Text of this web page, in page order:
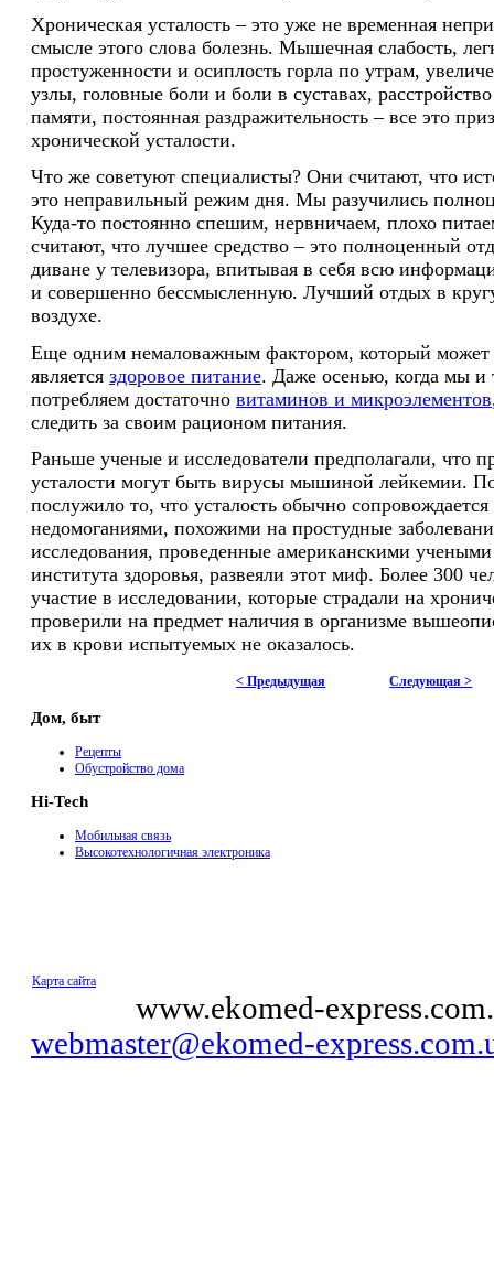
Хроническая усталость – это уже не временная
смысле этого слова болезнь. Мышечная слабость,
простуженности и осиплость горла по утрам,
узлы, головные боли и боли в суставах,
памяти, постоянная раздражительность – все это
хронической усталости.
Что же советуют специалисты? Они считают, что
это неправильный режим дня. Мы разучились
Куда-то постоянно спешим, нервничаем, плохо
считают, что лучшее средство – это полноценный
диване у телевизора, впитывая в себя всю
и совершенно бессмысленную. Лучший отдых в
воздухе.
Еще одним немаловажным фактором, который может
является здоровое питание. Даже осенью, когда мы и
потребляем достаточно витаминов и микроэлементов
следить за своим рационом питания.
Раньше ученые и исследователи предполагали, что
усталости могут быть вирусы мышиной лейкемии.
послужило то, что усталость обычно
недомоганиями, похожими на простудные
исследования, проведенные американскими
института здоровья, развеяли этот миф. Более 300
участие в исследовании, которые страдали на
проверили на предмет наличия в организме
их в крови испытуемых не оказалось.
< Предыдущая Следующая >
Дом, быт
Рецепты
Обустройство дома
Hi-Tech
Мобильная связь
Высокотехнологичная электроника
Карта сайта
www.ekomed-
webmaster@ekomed-